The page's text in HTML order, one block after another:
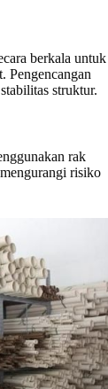
berkala untuk
Pengencangan
struktur.
rak
risiko